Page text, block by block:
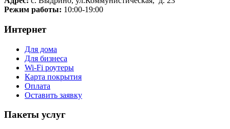
Режим работы: 10:00-19:00
Интернет
Для дома
Для бизнеса
Wi-Fi роутеры
Карта покрытия
Оплата
Оставить заявку
Пакеты услуг